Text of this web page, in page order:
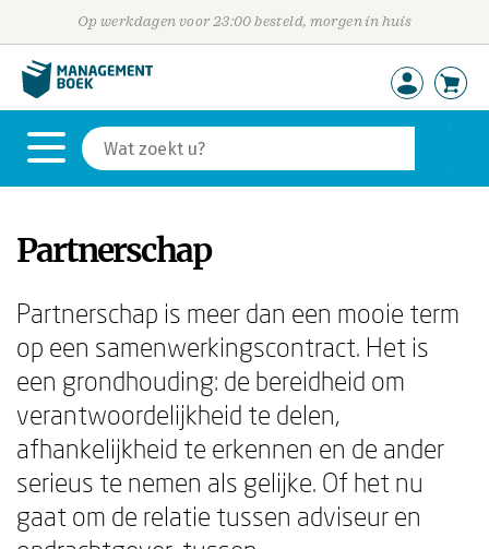
Op werkdagen voor 23:00 besteld, morgen in huis
Partnerschap
Partnerschap is meer dan een mooie term
op een samenwerkingscontract. Het is
een grondhouding: de bereidheid om
verantwoordelijkheid te delen,
afhankelijkheid te erkennen en de ander
serieus te nemen als gelijke. Of het nu
gaat om de relatie tussen adviseur en